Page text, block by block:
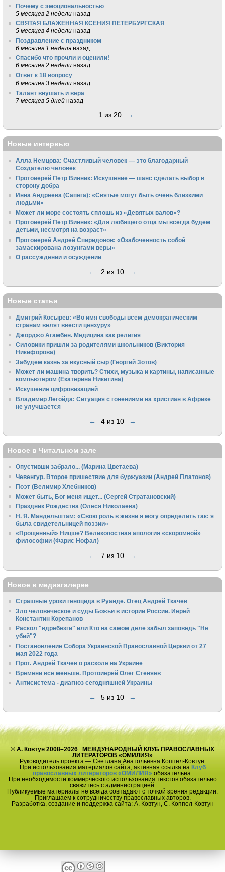
Почему с эмоциональностью
5 месяцев 2 недели назад
СВЯТАЯ БЛАЖЕННАЯ КСЕНИЯ ПЕТЕРБУРГСКАЯ
5 месяцев 4 недели назад
Поздравление с праздником
6 месяцев 1 неделя назад
Спасибо что прочли и оценили!
6 месяцев 2 недели назад
Ответ к 18 вопросу
6 месяцев 3 недели назад
Талант внушать и вера
7 месяцев 5 дней назад
1 из 20 →
Новые интервью
Алла Немцова: Счастливый человек — это благодарный
Создателю человек
Протоиерей Пётр Винник: Искушение — шанс сделать выбор в
сторону добра
Инна Андреева (Сапега): «Святые могут быть очень близкими
людьми»
Может ли море состоять сплошь из «Девятых валов»?
Протоиерей Пётр Винник: «Для любящего отца мы всегда будем
детьми, несмотря на возраст»
Протоиерей Андрей Спиридонов: «Озабоченность собой
замаскирована лозунгами веры»
О рассуждении и осуждении
← 2 из 10 →
Новые статьи
Дмитрий Косырев: «Во имя свободы всем демократическим
странам велят ввести цензуру»
Джорджо Агамбен. Медицина как религия
Силовики пришли за родителями школьников (Виктория
Никифорова)
Забудем казнь за вкусный сыр (Георгий Зотов)
Может ли машина творить? Стихи, музыка и картины, написанные
компьютером (Екатерина Никитина)
Искушение цифровизацией
Владимир Легойда: Ситуация с гонениями на христиан в Африке
не улучшается
← 4 из 10 →
Новое в Читальном зале
Опустивши забрало... (Марина Цветаева)
Чевенгур. Второе пришествие для буржуазии (Андрей Платонов)
Поэт (Велимир Хлебников)
Может быть, Бог меня ищет... (Сергей Стратановский)
Праздник Рождества (Олеся Николаева)
Н. Я. Мандельштам: «Свою pоль в жизни я могу опpеделить так: я
была свидетельницей поэзии»
«Прощенный» Ницше? Великопостная апология «скоромной»
философии (Фарис Нофал)
← 7 из 10 →
Новое в медиагалерее
Страшные уроки геноцида в Руанде. Отец Андрей Ткачёв
Зло человеческое и суды Божьи в истории России. Иерей
Константин Корепанов
Раскол "вдребезги" или Кто на самом деле забыл заповедь "Не
убий"?
Постановление Собора Украинской Православной Церкви от 27
мая 2022 года
Прот. Андрей Ткачёв о расколе на Украине
Времени всё меньше. Протоиерей Олег Стеняев
Антисистема - диагноз сегодняшней Украины
← 5 из 10 →
© А. Ковтун 2008–2026 МЕЖДУНАРОДНЫЙ КЛУБ ПРАВОСЛАВНЫХ
ЛИТЕРАТОРОВ «ОМИЛИЯ»
Руководитель проекта — Светлана Анатольевна Коппел-Ковтун.
При использования материалов сайта, активная ссылка на Клуб
православных литераторов «ОМИЛИЯ» обязательна.
При необходимости коммерческого использования текстов обязательно
свяжитесь с администрацией.
Публикуемые материалы не всегда совпадают с точкой зрения редакции.
Приглашаем к сотрудничеству православных авторов.
Разработка, создание и поддержка сайта: А. Ковтун, С. Коппел-Ковтун